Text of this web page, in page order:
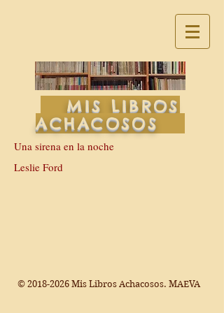
MIS LIBROS
ACHACOSOS
Una sirena en la noche
Leslie Ford
© 2018-2026 Mis Libros Achacosos. MAEVA